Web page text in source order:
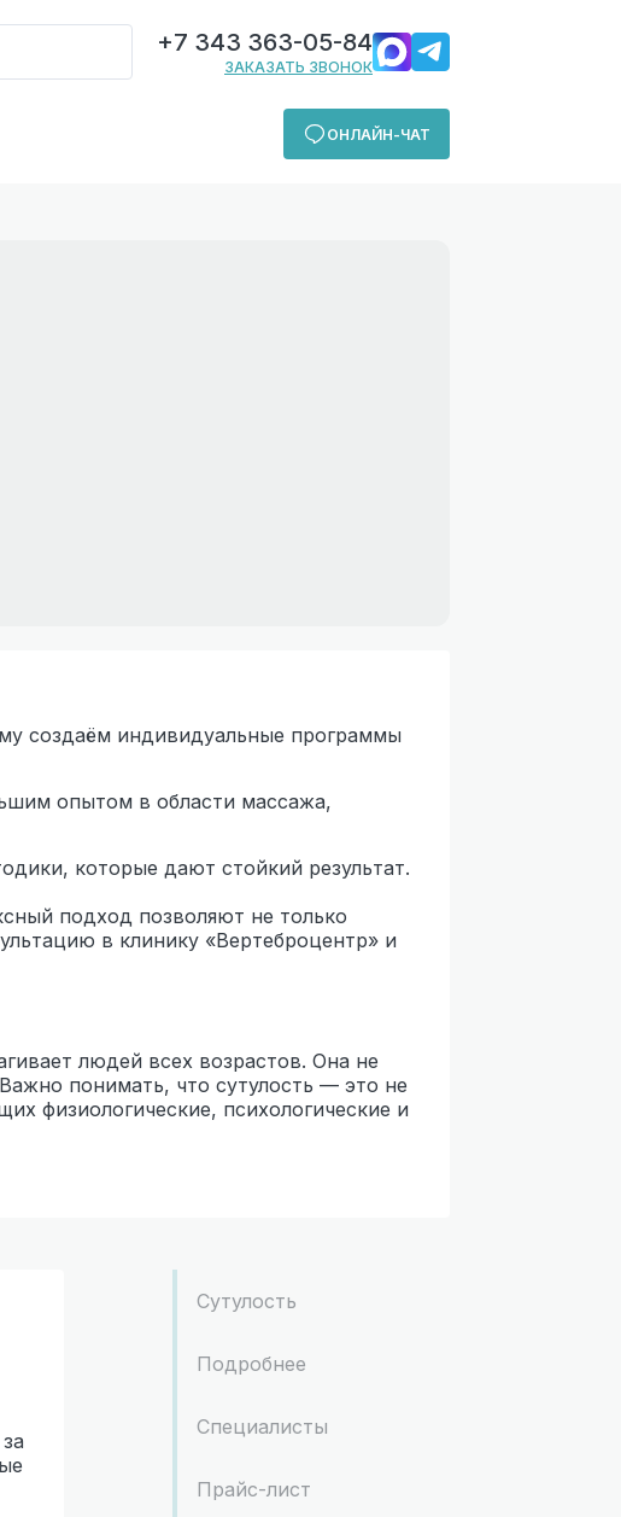
+7 343 363-05-84
ЗАКАЗАТЬ ЗВОНОК
ОНЛАЙН-ЧАТ
создаём индивидуальные программы
опытом в области массажа,
которые дают стойкий результат.
подход позволяют не только
в клинику «Вертеброцентр» и
людей всех возрастов. Она не
понимать, что сутулость — это не
физиологические, психологические и
Сутулость
Подробнее
Специалисты
Прайс-лист